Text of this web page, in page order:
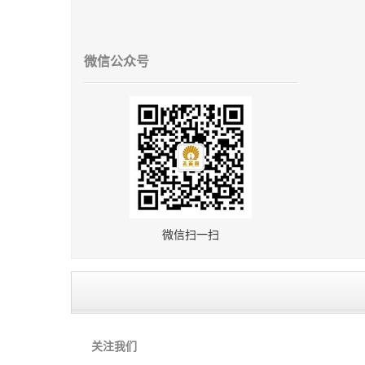
微信公众号
微信扫一扫
关注我们